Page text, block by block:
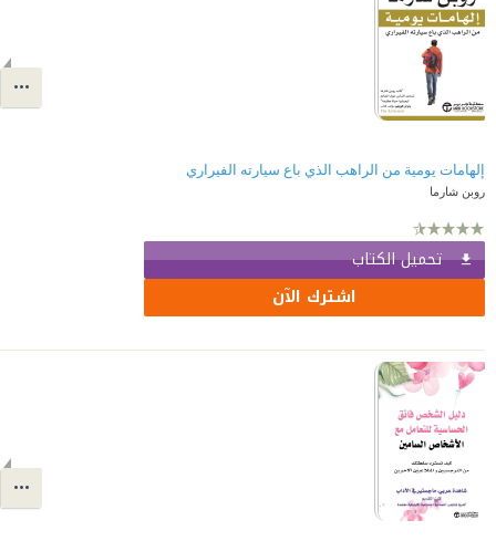
إلهامات يومية من الراهب الذي باع سيارته الفيراري
روبن شارما
تحميل الكتاب
اشترك الآن